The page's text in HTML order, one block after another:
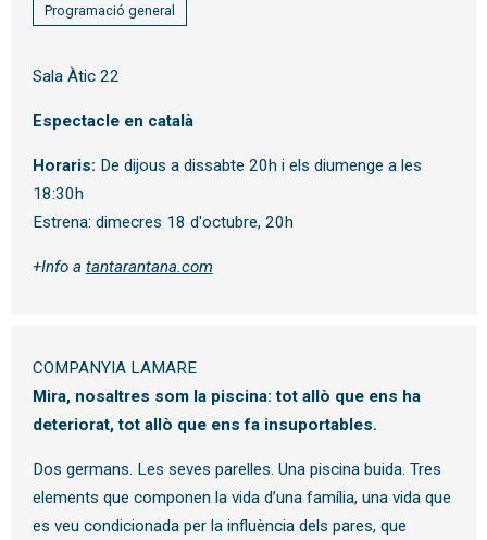
Programació general
Sala Àtic 22
Espectacle en català
Horaris: De dijous a dissabte 20h i els diumenge a les
18:30h
Estrena: dimecres 18 d'octubre, 20h
+Info a tantarantana.com
COMPANYIA LAMARE
Mira, nosaltres som la piscina: tot allò que ens ha
deteriorat, tot allò que ens fa insuportables.
Dos germans. Les seves parelles. Una piscina buida. Tres
elements que componen la vida d’una família, una vida que
es veu condicionada per la influència dels pares, que